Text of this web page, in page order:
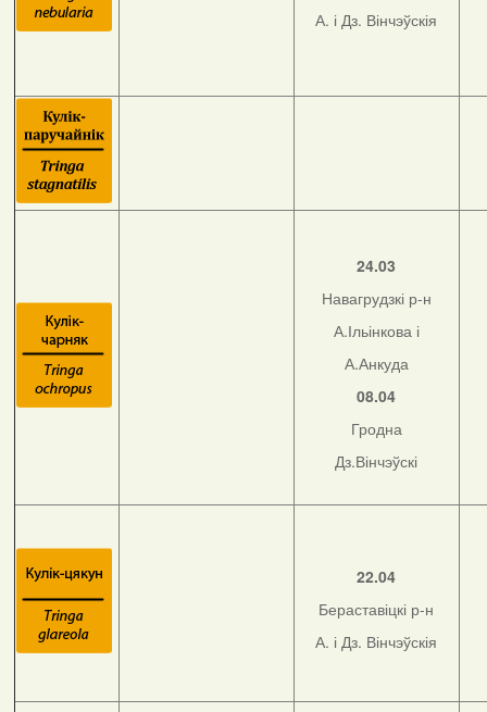
А. і Дз. Вінчэўскія
24.03
Навагрудзкі р-н
А.Ільінкова і
А.Анкуда
08.04
Гродна
Дз.Вінчэўскі
22.04
Бераставіцкі р-н
А. і Дз. Вінчэўскія